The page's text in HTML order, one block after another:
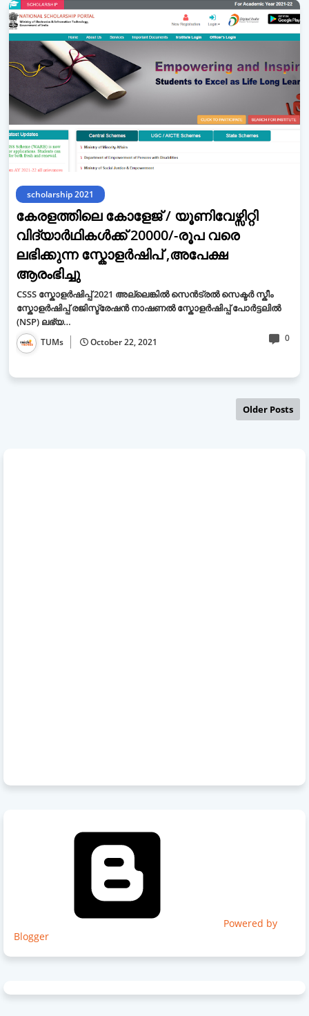
scholarship 2021
കേരളത്തിലെ കോളേജ് / യൂണിവേഴ്സിറ്റി
വിദ്യാർഥികൾക്ക് 20000/-രൂപ വരെ
ലഭിക്കുന്ന സ്കോളർഷിപ് ,അപേക്ഷ
ആരംഭിച്ചു
CSSS സ്കോളർഷിപ്പ് 2021 അല്ലെങ്കിൽ സെൻട്രൽ സെക്ടർ സ്കീം
സ്കോളർഷിപ്പ് രജിസ്ട്രേഷൻ നാഷണൽ സ്കോളർഷിപ്പ് പോർട്ടലിൽ
(NSP) ലഭ്യ…
TUMs October 22, 2021 0
Older Posts
Powered by
Blogger